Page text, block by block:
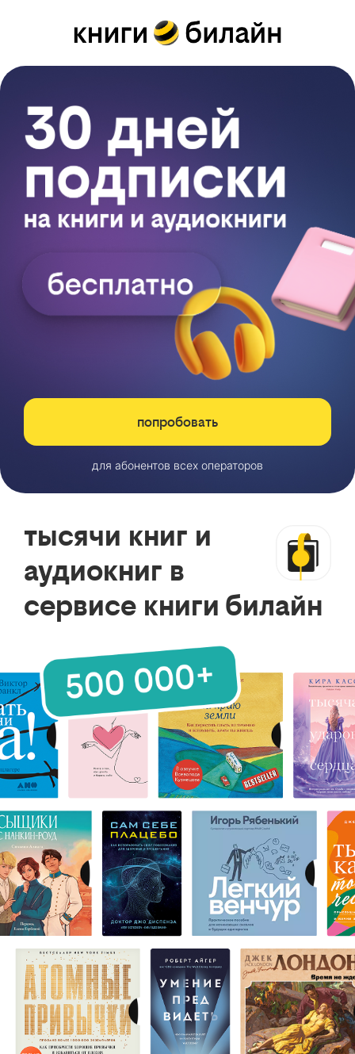
попробовать
для абонентов всех операторов
тысячи книг и
аудиокниг в
сервисе книги билайн